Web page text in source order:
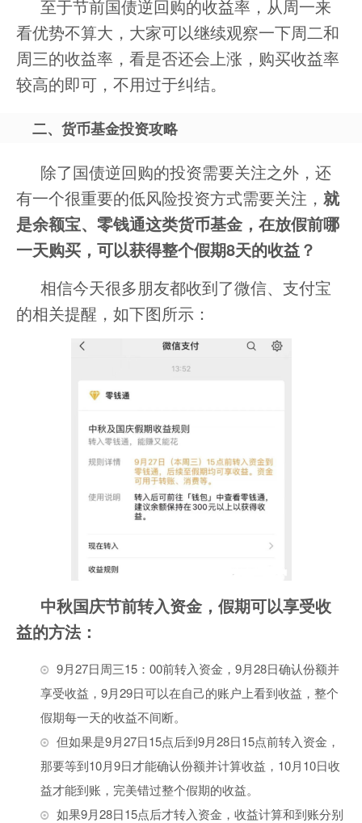
至于节前国债逆回购的收益率，从周一来
看优势不算大，大家可以继续观察一下周二和
周三的收益率，看是否还会上涨，购买收益率
较高的即可，不用过于纠结。
二、货币基金投资攻略
除了国债逆回购的投资需要关注之外，还
有一个很重要的低风险投资方式需要关注， 就
是余额宝、零钱通这类货币基金，在放假前哪
一天购买，可以获得整个假期8天的收益？
相信今天很多朋友都收到了微信、支付宝
的相关提醒，如下图所示：
中秋国庆节前转入资金，假期可以享受收
益的方法：
9月27日周三15：00前转入资金，9月28日确认份额并
享受收益，9月29日可以在自己的账户上看到收益，整个
假期每一天的收益不间断。
但如果是9月27日15点后到9月28日15点前转入资金，
那要等到10月9日才能确认份额并计算收益，10月10日收
益才能到账，完美错过整个假期的收益。
如果9月28日15点后才转入资金，收益计算和到账分别